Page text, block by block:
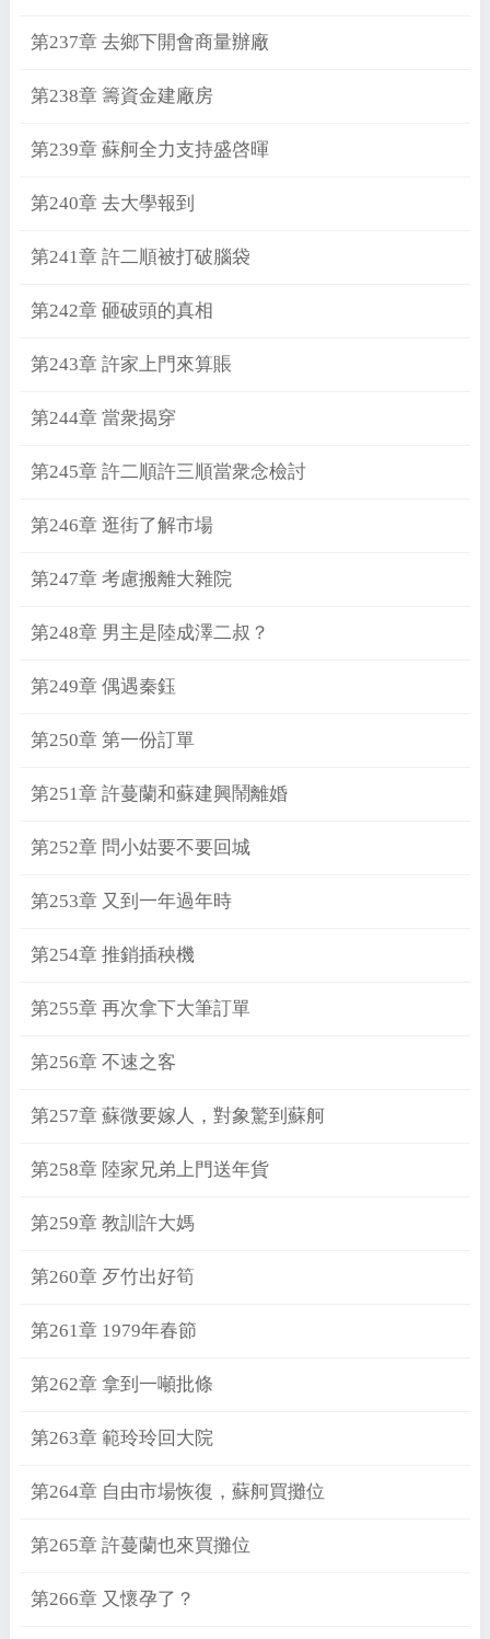
第237章 去鄉下開會商量辦廠
第238章 籌資金建廠房
第239章 蘇舸全力支持盛啓暉
第240章 去大學報到
第241章 許二順被打破腦袋
第242章 砸破頭的真相
第243章 許家上門來算賬
第244章 當衆揭穿
第245章 許二順許三順當衆念檢討
第246章 逛街了解市場
第247章 考慮搬離大雜院
第248章 男主是陸成澤二叔？
第249章 偶遇秦鈺
第250章 第一份訂單
第251章 許蔓蘭和蘇建興鬧離婚
第252章 問小姑要不要回城
第253章 又到一年過年時
第254章 推銷插秧機
第255章 再次拿下大筆訂單
第256章 不速之客
第257章 蘇微要嫁人，對象驚到蘇舸
第258章 陸家兄弟上門送年貨
第259章 教訓許大媽
第260章 歹竹出好筍
第261章 1979年春節
第262章 拿到一噸批條
第263章 範玲玲回大院
第264章 自由市場恢復，蘇舸買攤位
第265章 許蔓蘭也來買攤位
第266章 又懷孕了？